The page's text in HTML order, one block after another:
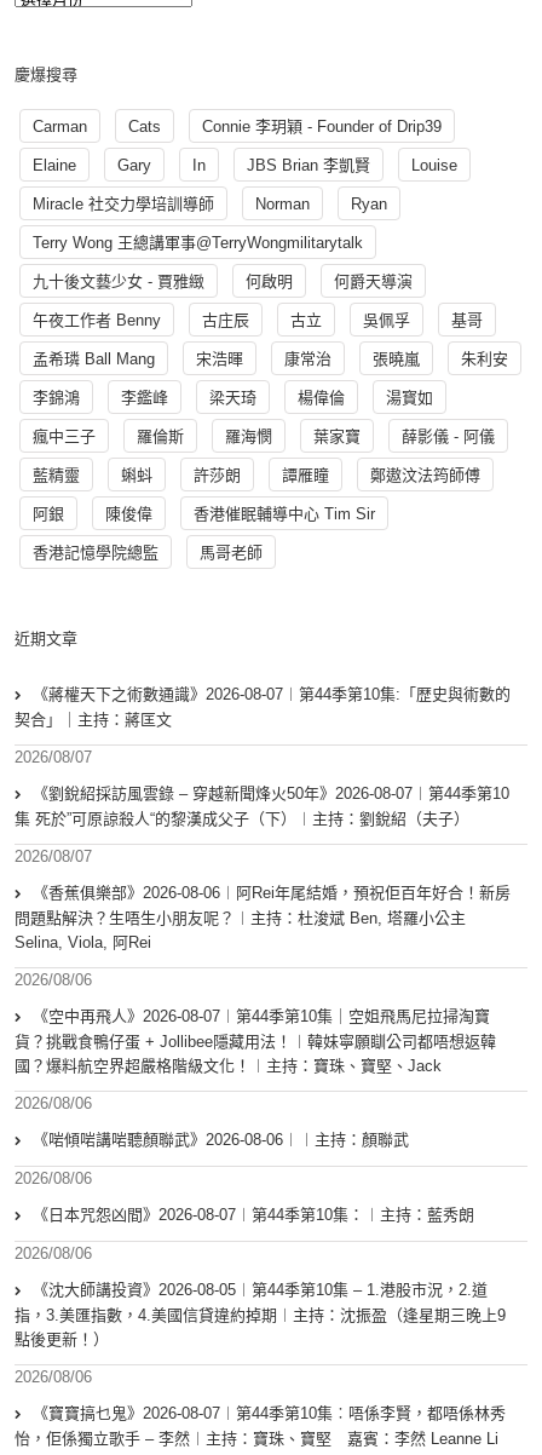
慶爆搜尋
Carman Cats Connie 李玥穎 - Founder of Drip39
Elaine Gary In JBS Brian 李凱賢 Louise
Miracle 社交力學培訓導師 Norman Ryan
Terry Wong 王總講軍事@TerryWongmilitarytalk
九十後文藝少女 - 賈雅緻 何啟明 何爵天導演
午夜工作者 Benny 古庄辰 古立 吳佩孚 基哥
孟希璘 Ball Mang 宋浩暉 康常治 張曉嵐 朱利安
李錦鴻 李鑑峰 梁天琦 楊偉倫 湯寳如
瘋中三子 羅倫斯 羅海憫 葉家寶 薛影儀 - 阿儀
藍精靈 蝌蚪 許莎朗 譚雁瞳 鄭遨汶法筠師傅
阿銀 陳俊偉 香港催眠輔導中心 Tim Sir
香港記憶學院總監 馬哥老師
近期文章
《蔣權天下之術數通識》2026-08-07︱第44季第10集:「歴史與術數的
契合」｜主持：蔣匡文
2026/08/07
《劉銳紹採訪風雲錄 – 穿越新聞烽火50年》2026-08-07︱第44季第10
集 死於”可原諒殺人“的黎漢成父子（下）︱主持：劉銳紹（夫子）
2026/08/07
《香蕉俱樂部》2026-08-06︱阿Rei年尾結婚，預祝佢百年好合！新房
問題點解決？生唔生小朋友呢？︱主持：杜浚斌 Ben, 塔羅小公主
Selina, Viola, 阿Rei
2026/08/06
《空中再飛人》2026-08-07︱第44季第10集｜空姐飛馬尼拉掃淘寶
貨？挑戰食鴨仔蛋 + Jollibee隱藏用法！︱韓妹寧願瞓公司都唔想返韓
國？爆料航空界超嚴格階級文化！︱主持：寶珠、寶堅、Jack
2026/08/06
《啱傾啱講啱聽顏聯武》2026-08-06︱︱主持：顏聯武
2026/08/06
《日本咒怨凶間》2026-08-07︱第44季第10集：︱主持：藍秀朗
2026/08/06
《沈大師講投資》2026-08-05︱第44季第10集 – 1.港股市況，2.道
指，3.美匯指數，4.美國信貸違約掉期︱主持：沈振盈（逢星期三晚上9
點後更新！）
2026/08/06
《寶寶搞乜鬼》2026-08-07︱第44季第10集︰唔係李賢，都唔係林秀
怡，佢係獨立歌手 – 李然︱主持：寶珠、寶堅 嘉賓：李然 Leanne Li